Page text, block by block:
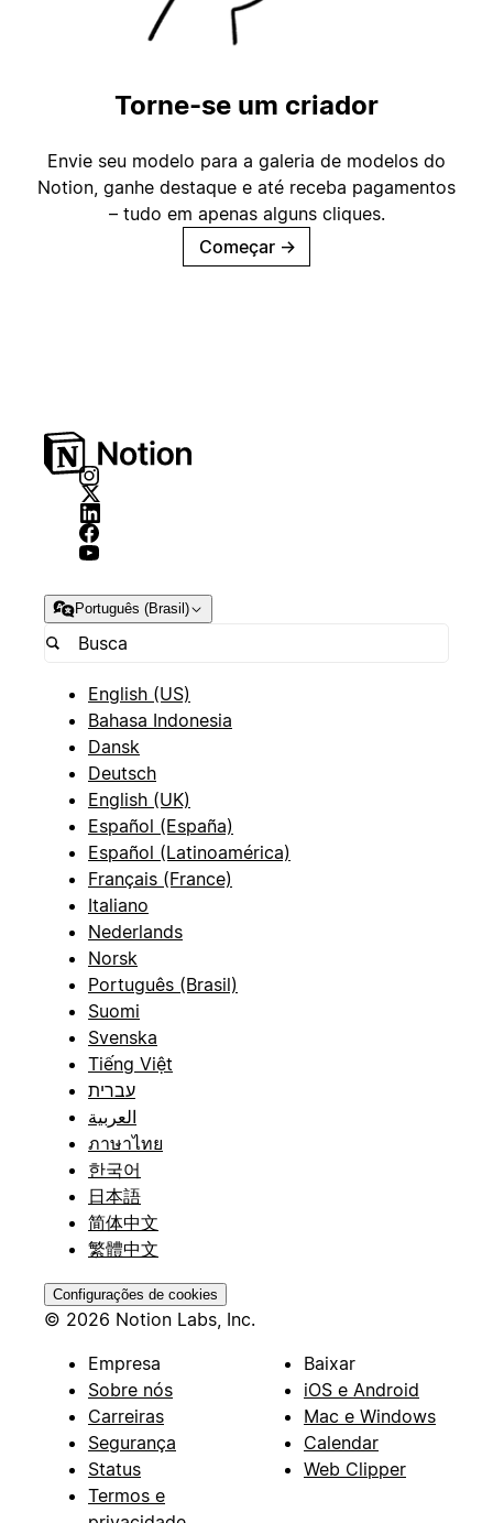
Torne-se um criador
Envie seu modelo para a galeria de modelos do
Notion, ganhe destaque e até receba pagamentos
– tudo em apenas alguns cliques.
Começar →
Português (Brasil)
English (US)
Bahasa Indonesia
Dansk
Deutsch
English (UK)
Español (España)
Español (Latinoamérica)
Français (France)
Italiano
Nederlands
Norsk
Português (Brasil)
Suomi
Svenska
Tiếng Việt
עברית
العربية
ภาษาไทย
한국어
日本語
简体中文
繁體中文
Configurações de cookies
© 2026 Notion Labs, Inc.
Empresa
Sobre nós
Carreiras
Segurança
Status
Termos e
Baixar
iOS e Android
Mac e Windows
Calendar
Web Clipper